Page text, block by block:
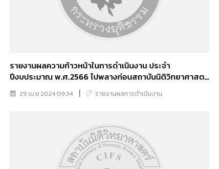
รายงานผลความก้าวหน้าในการดำเนินงาน ประจำ
ปีงบประมาณ พ.ศ.2566 ไปพลางก่อนสถาบันนิติวิทยาศาสตร์
(1 ต.ค.66-31 มี.ค.67)
29 เม.ย 2024 09:34 รายงานผลการดำเนินงาน